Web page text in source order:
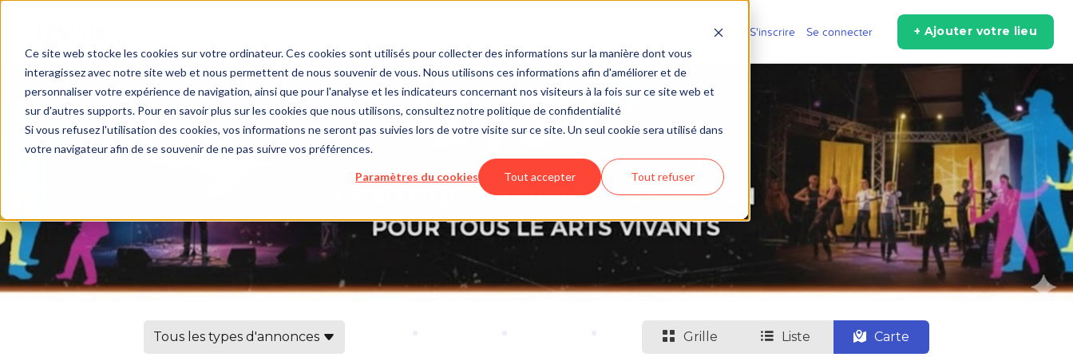
Ce site web stocke les cookies sur votre ordinateur. Ces cookies sont utilisés pour collecter des informations sur la manière dont vous
interagissez avec notre site web et nous permettent de nous souvenir de vous. Nous utilisons ces informations afin d'améliorer et de
personnaliser votre expérience de navigation, ainsi que pour l'analyse et les indicateurs concernant nos visiteurs à la fois sur ce site web et
sur d'autres supports. Pour en savoir plus sur les cookies que nous utilisons, consultez notre politique de confidentialité
Si vous refusez l'utilisation des cookies, vos informations ne seront pas suivies lors de votre visite sur ce site. Un seul cookie sera utilisé dans
votre navigateur afin de se souvenir de ne pas suivre vos préférences.
Paramètres du cookies Tout accepter Tout refuser
fr S'inscrire Se connecter + Ajouter votre lieu
Grille Liste Carte
Tous les types d'annonces